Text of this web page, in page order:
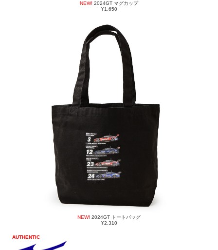
NEW! 2024GT マグカップ
¥1,650
NEW! 2024GT トートバッグ
¥2,310
AUTHENTIC